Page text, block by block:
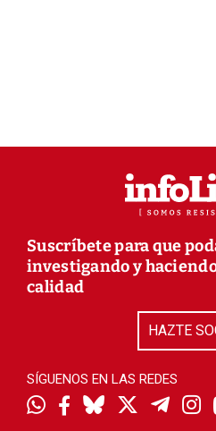
Suscríbete para que
investigando y
calidad
HAZTE
SÍGUENOS EN LAS REDES